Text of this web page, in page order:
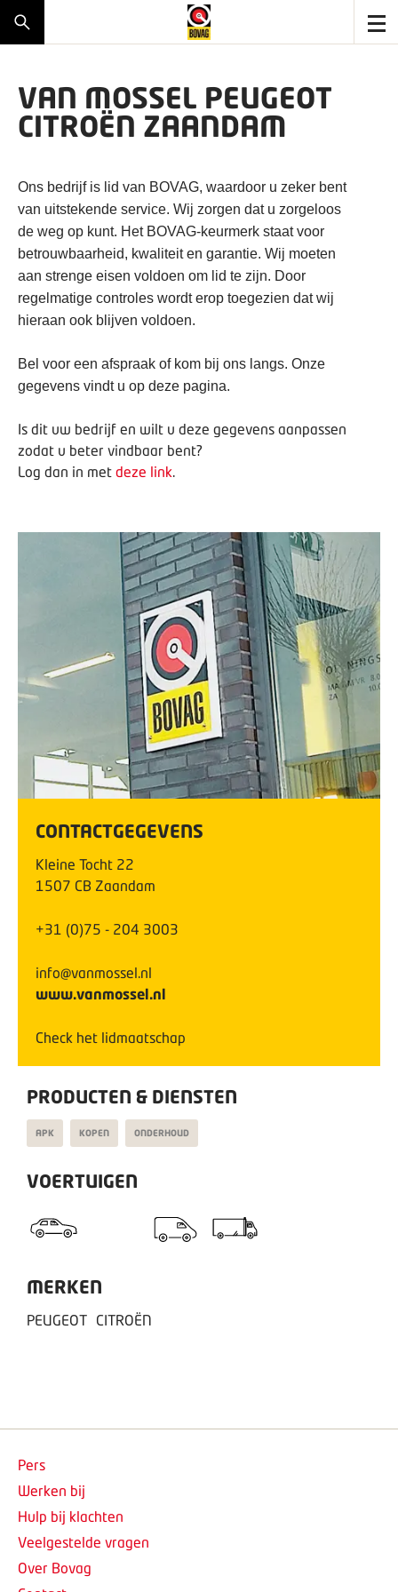
VAN MOSSEL PEUGEOT
CITROËN ZAANDAM
Ons bedrijf is lid van BOVAG, waardoor u zeker bent
van uitstekende service. Wij zorgen dat u zorgeloos
de weg op kunt. Het BOVAG-keurmerk staat voor
betrouwbaarheid, kwaliteit en garantie. Wij moeten
aan strenge eisen voldoen om lid te zijn. Door
regelmatige controles wordt erop toegezien dat wij
hieraan ook blijven voldoen.
Bel voor een afspraak of kom bij ons langs. Onze
gegevens vindt u op deze pagina.
Is dit uw bedrijf en wilt u deze gegevens aanpassen
zodat u beter vindbaar bent?
Log dan in met deze link.
CONTACTGEGEVENS
Kleine Tocht 22
1507 CB Zaandam
+31 (0)75 - 204 3003
info@vanmossel.nl
www.vanmossel.nl
Check het lidmaatschap
PRODUCTEN & DIENSTEN
APK KOPEN ONDERHOUD
VOERTUIGEN
MERKEN
PEUGEOT CITROËN
Pers
Werken bij
Hulp bij klachten
Veelgestelde vragen
Over Bovag